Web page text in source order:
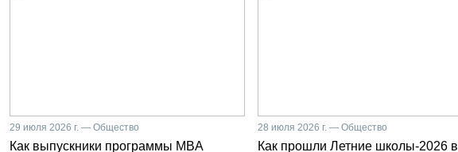
29 июля 2026 г. — Общество
Как выпускники программы MBA
28 июля 2026 г. — Общество
Как прошли Летние школы-2026 в